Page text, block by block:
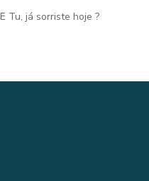
E Tu, já sorriste hoje ?